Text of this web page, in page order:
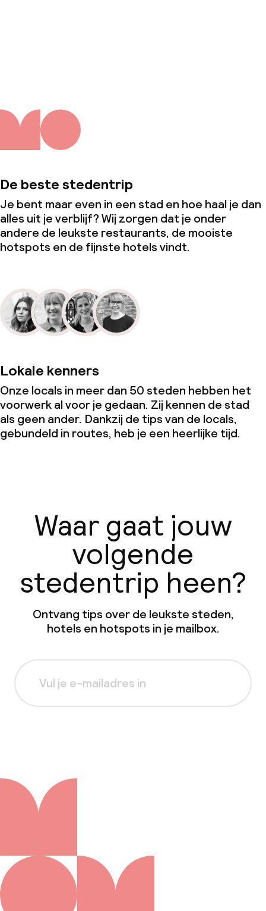
De beste stedentrip
Je bent maar even in een stad en hoe haal je dan
alles uit je verblijf? Wij zorgen dat je onder
andere de leukste restaurants, de mooiste
hotspots en de fijnste hotels vindt.
Lokale kenners
Onze locals in meer dan 50 steden hebben het
voorwerk al voor je gedaan. Zij kennen de stad
als geen ander. Dankzij de tips van de locals,
gebundeld in routes, heb je een heerlijke tijd.
Waar gaat jouw
volgende
stedentrip heen?
Ontvang tips over de leukste steden,
hotels en hotspots in je mailbox.